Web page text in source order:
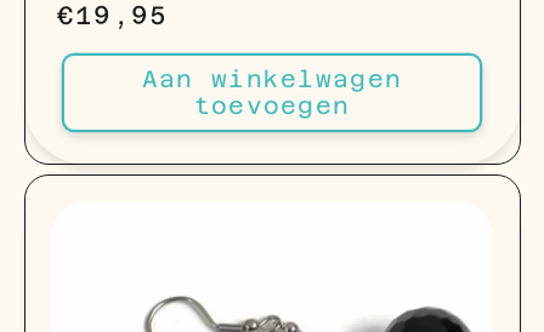
Normale
prijs
€19,95
Aan winkelwagen
toevoegen